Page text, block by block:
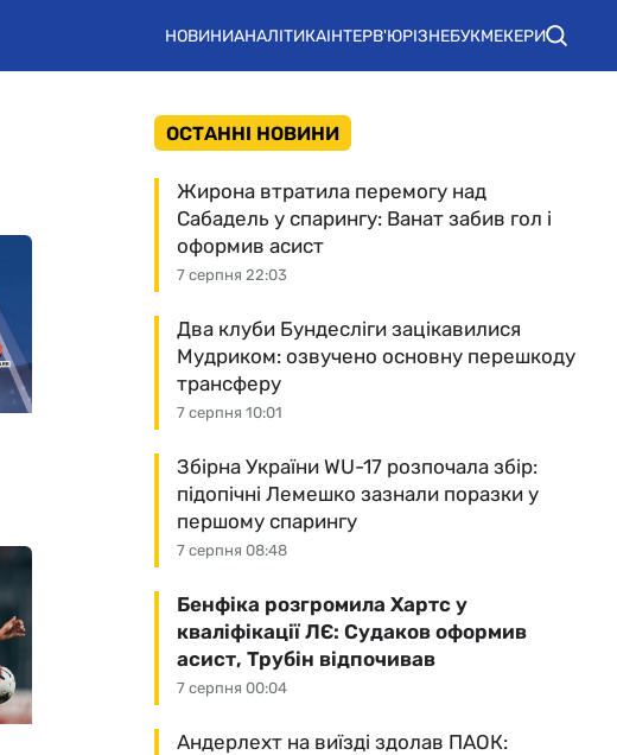
НОВИНИАНАЛІТИКАІНТЕРВ'ЮРІЗНЕБУКМЕКЕРИ
ОСТАННІ НОВИНИ
7 серпня 22:03
Жирона втратила перемогу над
Сабадель у спарингу: Ванат забив гол і
оформив асист
7 серпня 10:01
Два клуби Бундесліги зацікавилися
Мудриком: озвучено основну перешкоду
трансферу
7 серпня 08:48
Збірна України WU-17 розпочала збір:
підопічні Лемешко зазнали поразки у
першому спарингу
7 серпня 00:04
Бенфіка розгромила Хартс у
кваліфікації ЛЄ: Судаков оформив
асист, Трубін відпочивав
Андерлехт на виїзді здолав ПАОК: